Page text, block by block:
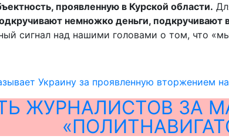
проявленную в Курской области.
немножко деньги,
сигнал над нашими головами о том, что
Украину за проявленную вторжением
ЖУРНАЛИСТОВ ЗА